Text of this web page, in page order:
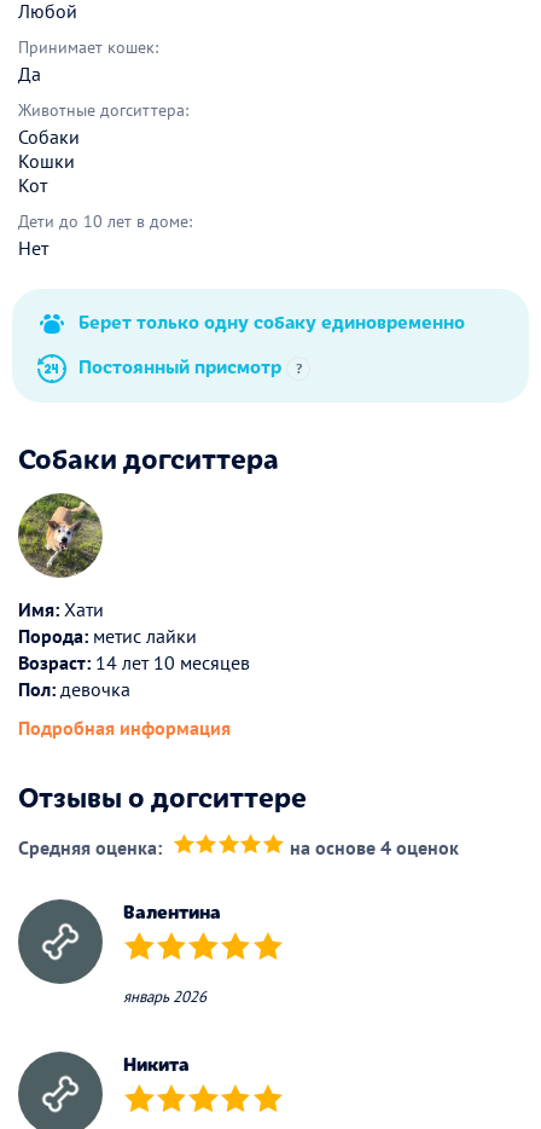
Любой
Принимает кошек:
Да
Животные догситтера:
Собаки
Кошки
Кот
Дети до 10 лет в доме:
Нет
Берет только одну собаку единовременно
Постоянный присмотр
?
Собаки догситтера
Имя: Хати
Порода: метис лайки
Возраст: 14 лет 10 месяцев
Пол: девочка
Подробная информация
Отзывы о догситтере
Средняя оценка: на основе 4 оценок
Валентина
(*) (*) (*) (*) (*)
январь 2026
Никита
(*) (*) (*) (*) (*)